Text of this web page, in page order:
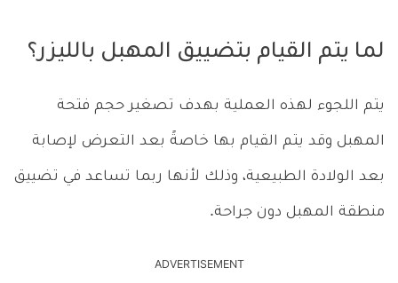
لما يتم القيام بتضييق المهبل بالليزر؟
يتم اللجوء لهذه العملية بهدف تصغير حجم فتحة
المهبل وقد يتم القيام بها خاصةً بعد التعرض لإصابة
بعد الولادة الطبيعية، وذلك لأنها ربما تساعد في تضييق
منطقة المهبل دون جراحة.
ADVERTISEMENT